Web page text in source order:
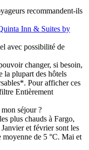
recommandent-ils
Inn & Suites by
avec possibilité de
changer, si besoin,
la plupart des hôtels
Pour afficher ces
Entièrement
séjour ?
plus chauds à Fargo,
et février sont les
moyenne de 5 °C. Mai et